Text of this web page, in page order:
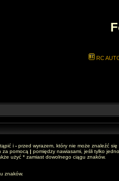
RC
i - przed wyrazem, który nie może znaleźć się
za pomocą | pomiędzy nawiasami, jeśli tylko
użyć * zamiast dowolnego ciągu znaków.
znaków.